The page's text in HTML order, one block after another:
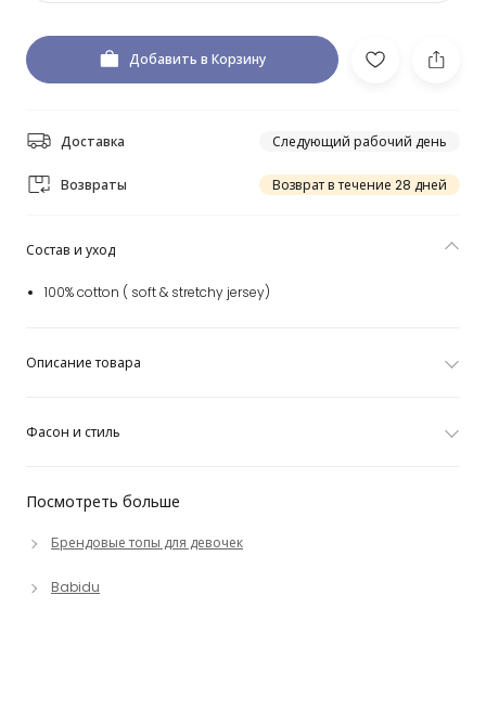
Добавить в Корзину
Доставка Следующий рабочий день
Возвраты Возврат в течение 28 дней
Посмотреть больше
Брендовые топы для девочек
Babidu
Состав и уход
100% cotton ( soft & stretchy jersey)
Описание товара
Фасон и стиль